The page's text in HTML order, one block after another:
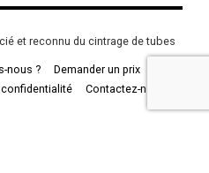
et reconnu du cintrage de tubes
nous ?
Demander un prix
Contactez-nous